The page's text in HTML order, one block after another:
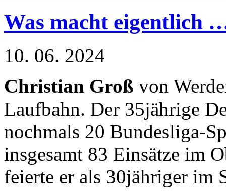
Was macht eigentlich
10. 06. 2024
Christian Groß von
Laufbahn. Der 35jährige
nochmals 20 Bundesliga-
insgesamt 83 Einsätze im
feierte er als 30jähriger im